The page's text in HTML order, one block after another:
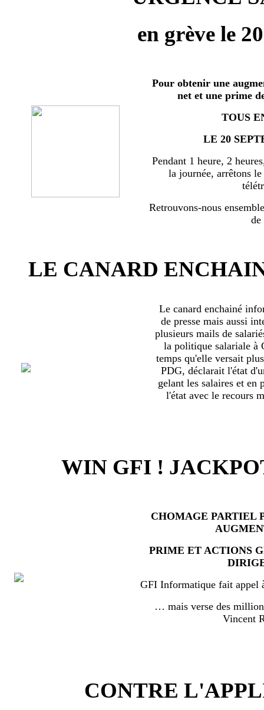
en grève le
Pour obtenir une
net et une prime
TOUS
LE 20
Pendant 1 heure, 2
la journée, arrêtons
Retrouvons-nous
de
LE CANARD
Le canard enchainé
de presse mais aussi
plusieurs mails de
la politique salariale à
temps qu'elle versait
PDG, déclarait l'état
gelant les salaires et en
l'état avec le recours
WIN GFI !
CHOMAGE PARTIEL
PRIME ET ACTIONS
GFI Informatique fait appel
… mais verse des
Vincent
CONTRE